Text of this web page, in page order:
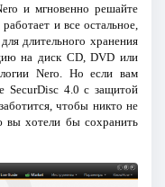
и мгновенно решайте
и все остальное,
длительного хранения
на диск CD, DVD или
Nero. Но если вам
SecurDisc 4.0 с защитой
чтобы никто не
вы хотели бы сохранить